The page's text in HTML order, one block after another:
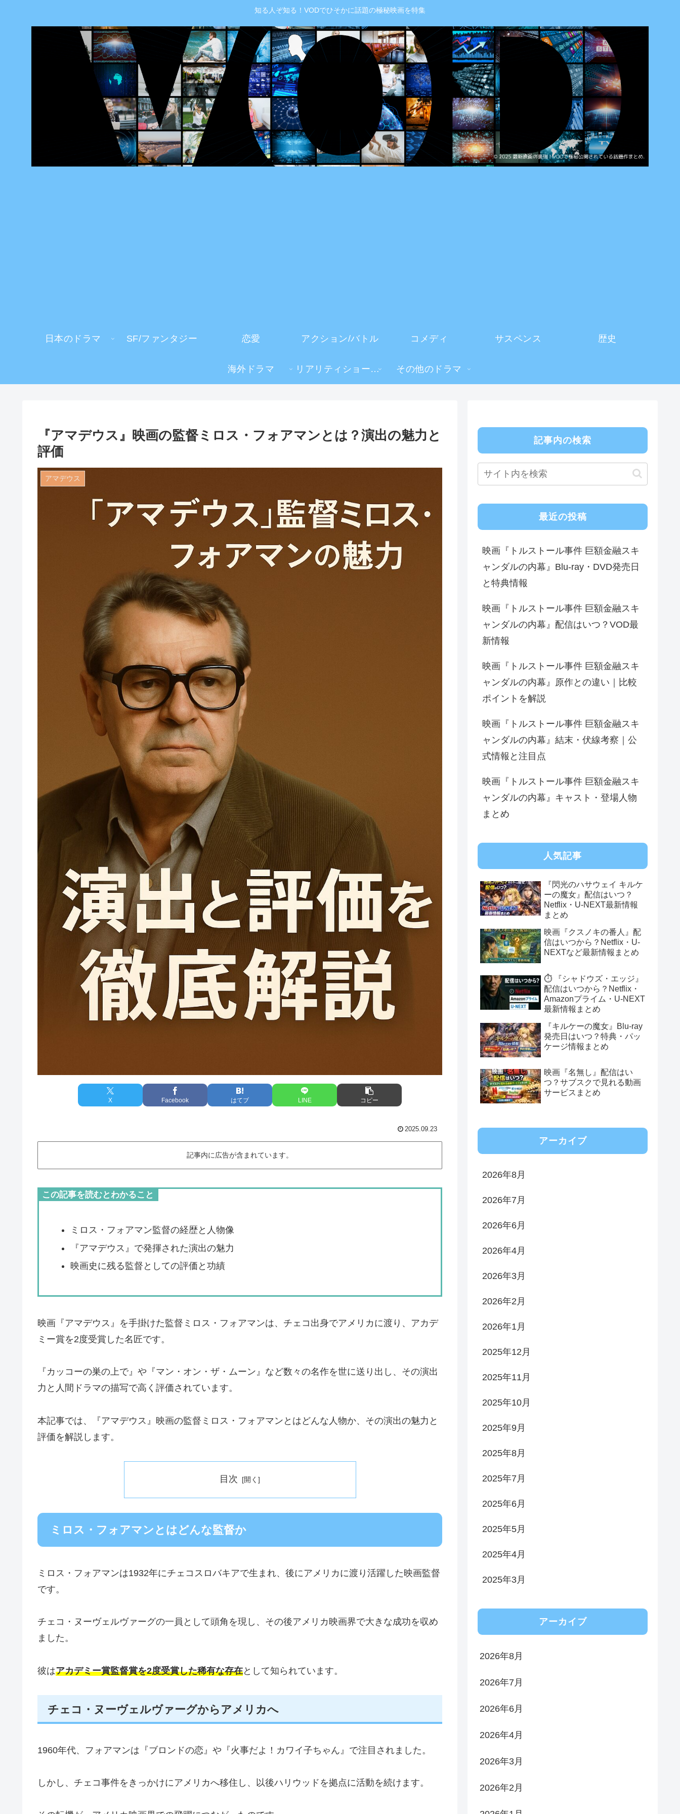
知る人ぞ知る！VODでひそかに話題の極秘映画を特集
日本のドラマ SF/ファンタジー 恋愛 アクション/バトル コメディ サスペンス 歴史
海外ドラマ リアリティショー・TV番組 その他のドラマ
『アマデウス』映画の監督ミロス・フォアマンとは？演出の魅力と
評価
アマデウス
X Facebook はてブ LINE コピー
2025.09.23
記事内に広告が含まれています。
この記事を読むとわかること
ミロス・フォアマン監督の経歴と人物像
『アマデウス』で発揮された演出の魅力
映画史に残る監督としての評価と功績
映画『アマデウス』を手掛けた監督ミロス・フォアマンは、チェコ出身でアメリカに渡り、アカデ
ミー賞を2度受賞した名匠です。
『カッコーの巣の上で』や『マン・オン・ザ・ムーン』など数々の名作を世に送り出し、その演出
力と人間ドラマの描写で高く評価されています。
本記事では、『アマデウス』映画の監督ミロス・フォアマンとはどんな人物か、その演出の魅力と
評価を解説します。
目次
ミロス・フォアマンとはどんな監督か
ミロス・フォアマンは1932年にチェコスロバキアで生まれ、後にアメリカに渡り活躍した映画監督
です。
チェコ・ヌーヴェルヴァーグの一員として頭角を現し、その後アメリカ映画界で大きな成功を収め
ました。
彼はアカデミー賞監督賞を2度受賞した稀有な存在として知られています。
チェコ・ヌーヴェルヴァーグからアメリカへ
1960年代、フォアマンは『ブロンドの恋』や『火事だよ！カワイ子ちゃん』で注目されました。
しかし、チェコ事件をきっかけにアメリカへ移住し、以後ハリウッドを拠点に活動を続けます。
記事内の検索
最近の投稿
映画『トルストール事件 巨額金融スキ
ャンダルの内幕』Blu-ray・DVD発売日
と特典情報
映画『トルストール事件 巨額金融スキ
ャンダルの内幕』配信はいつ？VOD最
新情報
映画『トルストール事件 巨額金融スキ
ャンダルの内幕』原作との違い｜比較
ポイントを解説
映画『トルストール事件 巨額金融スキ
ャンダルの内幕』結末・伏線考察｜公
式情報と注目点
映画『トルストール事件 巨額金融スキ
ャンダルの内幕』キャスト・登場人物
まとめ
人気記事
『閃光のハサウェイ キルケ
ーの魔女』配信はいつ？
Netflix・U-NEXT最新情報
まとめ
映画『クスノキの番人』配
信はいつから？Netflix・U-
NEXTなど最新情報まとめ
⏱️ 『シャドウズ・エッジ』
配信はいつから？Netflix・
Amazonプライム・U-NEXT
最新情報まとめ
『キルケーの魔女』Blu-ray
発売日はいつ？特典・パッ
ケージ情報まとめ
映画『名無し』配信はい
つ？サブスクで見れる動画
サービスまとめ
アーカイブ
2026年8月
2026年7月
2026年6月
2026年4月
2026年3月
2026年2月
2026年1月
2025年12月
2025年11月
2025年10月
2025年9月
2025年8月
2025年7月
2025年6月
2025年5月
2025年4月
2025年3月
アーカイブ
2026年8月
2026年7月
2026年6月
2026年4月
2026年3月
2026年2月